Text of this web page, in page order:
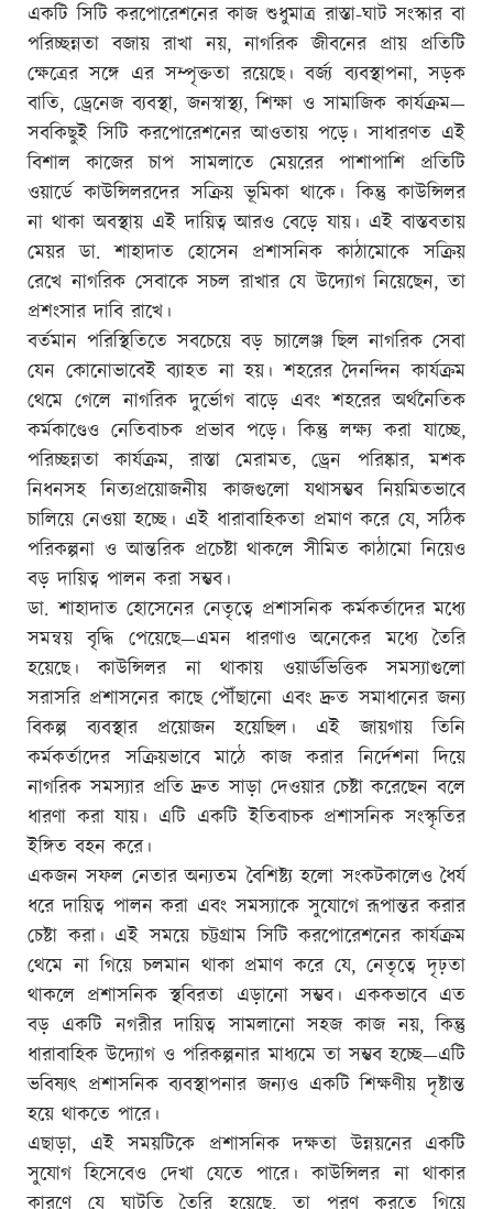
একটি সিটি করপোরেশনের কাজ শুধুমাত্র রাস্তা-ঘাট সংস্কার বা
পরিচ্ছন্নতা বজায় রাখা নয়, নাগরিক জীবনের প্রায় প্রতিটি
ক্ষেত্রের সঙ্গে এর সম্পৃক্ততা রয়েছে। বর্জ্য ব্যবস্থাপনা, সড়ক
বাতি, ড্রেনেজ ব্যবস্থা, জনস্বাস্থ্য, শিক্ষা ও সামাজিক কার্যক্রম—
সবকিছুই সিটি করপোরেশনের আওতায় পড়ে। সাধারণত এই
বিশাল কাজের চাপ সামলাতে মেয়রের পাশাপাশি প্রতিটি
ওয়ার্ডে কাউন্সিলরদের সক্রিয় ভূমিকা থাকে। কিন্তু কাউন্সিলর
না থাকা অবস্থায় এই দায়িত্ব আরও বেড়ে যায়। এই বাস্তবতায়
মেয়র ডা. শাহাদাত হোসেন প্রশাসনিক কাঠামোকে সক্রিয়
রেখে নাগরিক সেবাকে সচল রাখার যে উদ্যোগ নিয়েছেন, তা
প্রশংসার দাবি রাখে।
বর্তমান পরিস্থিতিতে সবচেয়ে বড় চ্যালেঞ্জ ছিল নাগরিক সেবা
যেন কোনোভাবেই ব্যাহত না হয়। শহরের দৈনন্দিন কার্যক্রম
থেমে গেলে নাগরিক দুর্ভোগ বাড়ে এবং শহরের অর্থনৈতিক
কর্মকাণ্ডেও নেতিবাচক প্রভাব পড়ে। কিন্তু লক্ষ্য করা যাচ্ছে,
পরিচ্ছন্নতা কার্যক্রম, রাস্তা মেরামত, ড্রেন পরিষ্কার, মশক
নিধনসহ নিত্যপ্রয়োজনীয় কাজগুলো যথাসম্ভব নিয়মিতভাবে
চালিয়ে নেওয়া হচ্ছে। এই ধারাবাহিকতা প্রমাণ করে যে, সঠিক
পরিকল্পনা ও আন্তরিক প্রচেষ্টা থাকলে সীমিত কাঠামো নিয়েও
বড় দায়িত্ব পালন করা সম্ভব।
ডা. শাহাদাত হোসেনের নেতৃত্বে প্রশাসনিক কর্মকর্তাদের মধ্যে
সমন্বয় বৃদ্ধি পেয়েছে—এমন ধারণাও অনেকের মধ্যে তৈরি
হয়েছে। কাউন্সিলর না থাকায় ওয়ার্ডভিত্তিক সমস্যাগুলো
সরাসরি প্রশাসনের কাছে পৌঁছানো এবং দ্রুত সমাধানের জন্য
বিকল্প ব্যবস্থার প্রয়োজন হয়েছিল। এই জায়গায় তিনি
কর্মকর্তাদের সক্রিয়ভাবে মাঠে কাজ করার নির্দেশনা দিয়ে
নাগরিক সমস্যার প্রতি দ্রুত সাড়া দেওয়ার চেষ্টা করেছেন বলে
ধারণা করা যায়। এটি একটি ইতিবাচক প্রশাসনিক সংস্কৃতির
ইঙ্গিত বহন করে।
একজন সফল নেতার অন্যতম বৈশিষ্ট্য হলো সংকটকালেও ধৈর্য
ধরে দায়িত্ব পালন করা এবং সমস্যাকে সুযোগে রূপান্তর করার
চেষ্টা করা। এই সময়ে চট্টগ্রাম সিটি করপোরেশনের কার্যক্রম
থেমে না গিয়ে চলমান থাকা প্রমাণ করে যে, নেতৃত্বে দৃঢ়তা
থাকলে প্রশাসনিক স্থবিরতা এড়ানো সম্ভব। এককভাবে এত
বড় একটি নগরীর দায়িত্ব সামলানো সহজ কাজ নয়, কিন্তু
ধারাবাহিক উদ্যোগ ও পরিকল্পনার মাধ্যমে তা সম্ভব হচ্ছে—এটি
ভবিষ্যৎ প্রশাসনিক ব্যবস্থাপনার জন্যও একটি শিক্ষণীয় দৃষ্টান্ত
হয়ে থাকতে পারে।
এছাড়া, এই সময়টিকে প্রশাসনিক দক্ষতা উন্নয়নের একটি
সুযোগ হিসেবেও দেখা যেতে পারে। কাউন্সিলর না থাকার